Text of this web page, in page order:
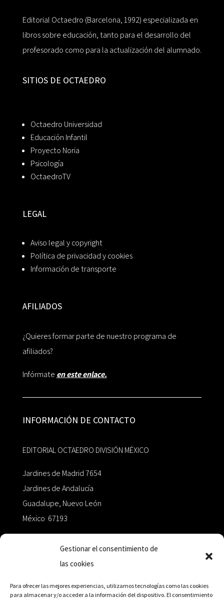
Gestionar el consentimiento de
las cookies
Para ofrecer las mejores experiencias, utilizamos tecnologías como las cookies
para almacenar y/o acceder a la información del dispositivo. El consentimiento
Editorial Octaedro (Barcelona, 1992) especializada en
libros sobre educación, tanto para el desarrollo del
profesorado como para la actualización del alumnado.
SITIOS DE OCTAEDRO
Octaedro Universidad
Educación Infantil
Proyecto Noria
Psicología
OctaedroTV
LEGAL
Aviso legal y copyright
Política de privacidad y cookies
Información de transporte
AFILIADOS
¿Quieres formar parte de nuestro programa de
afiliados?
Infórmate en este enlace.
INFORMACIÓN DE CONTACTO
EDITORIAL OCTAEDRO DIVISIÓN MÉXICO
Jardines de Madrid 7654
Jardines de Andalucía
Guadalupe, Nuevo León
México 67193
+52 811.499.5638